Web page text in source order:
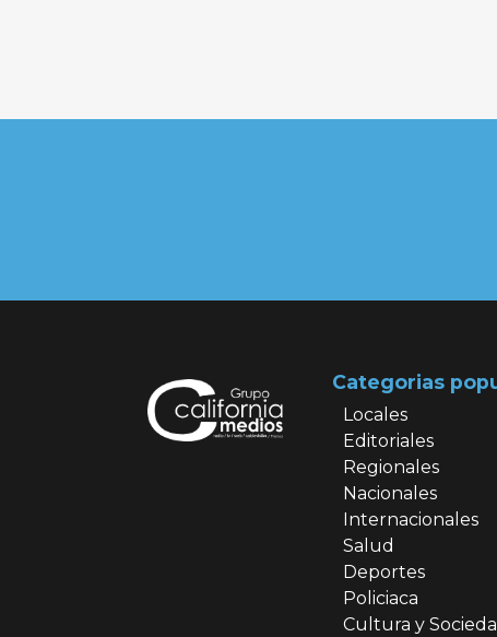
Categorias
Locales
Editoriales
Regionales
Nacionales
Internacionales
Salud
Deportes
Policiaca
Cultura y